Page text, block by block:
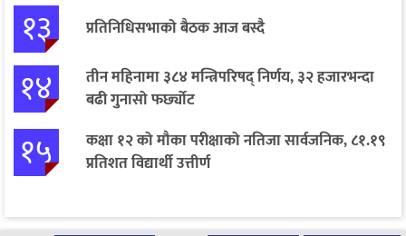
१३ प्रतिनिधिसभाको बैठक आज बस्दै
१४
तीन महिनामा ३८४ मन्त्रिपरिषद् निर्णय, ३२ हजारभन्दा
बढी गुनासो फर्छ्योट
१५
कक्षा १२ को मौका परीक्षाको नतिजा सार्वजनिक, ८१.१९
प्रतिशत विद्यार्थी उत्तीर्ण